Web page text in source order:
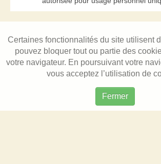
Certaines fonctionnalités du site utilisent
pouvez bloquer tout ou partie des
votre navigateur. En poursuivant votre
vous acceptez l’utilisation de
Fermer